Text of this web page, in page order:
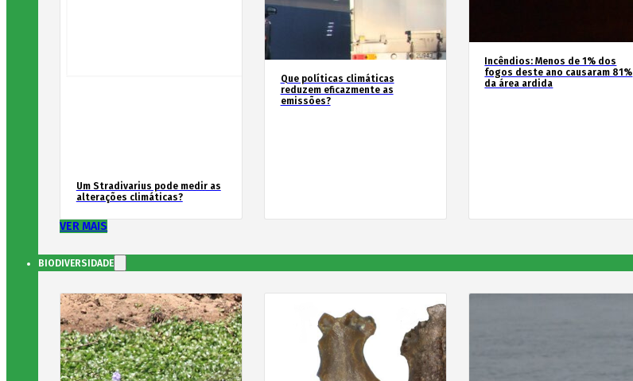
Um Stradivarius pode medir as
alterações climáticas?
Que políticas climáticas
reduzem eficazmente as
emissões?
Incêndios: Menos de 1% dos
fogos deste ano causaram 81%
da área ardida
VER MAIS
BIODIVERSIDADE